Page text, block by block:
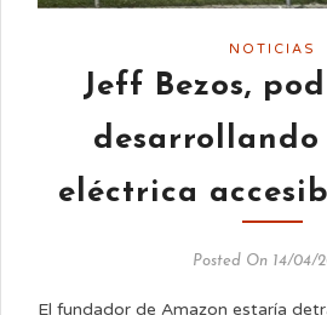
NOTICIAS
Jeff Bezos,
eléctrica
Posted On 14/04/
El fundador de Amazon estaría